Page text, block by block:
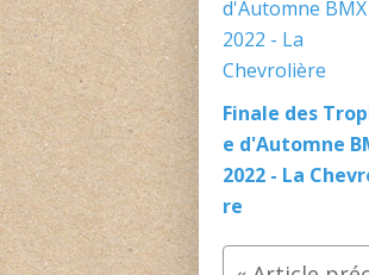
Finale des
e d'Automne
2022 - La
re